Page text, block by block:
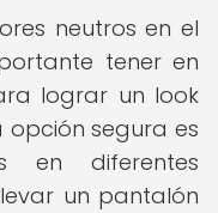
neutros en el
tener en
lograr un look
opción segura es
en diferentes
un pantalón